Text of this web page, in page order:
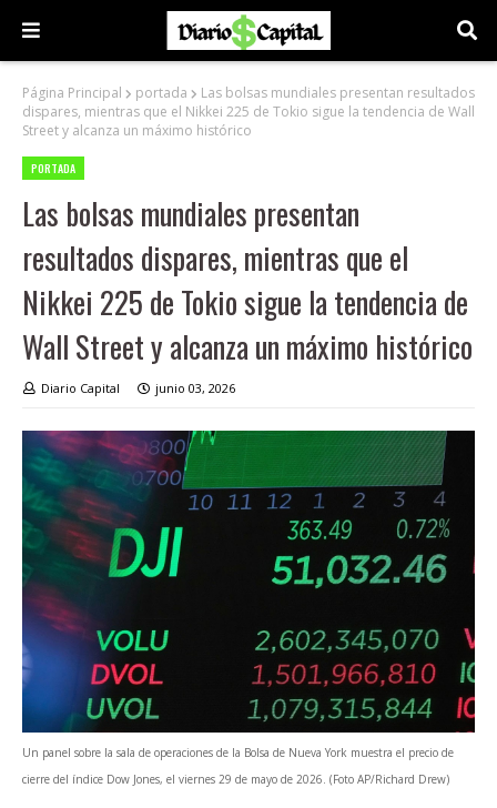
Página Principal portada
Las bolsas mundiales presentan resultados
dispares, mientras que el Nikkei 225 de Tokio sigue la tendencia de Wall
Street y alcanza un máximo histórico
PORTADA
Las bolsas mundiales presentan
resultados dispares, mientras que el
Nikkei 225 de Tokio sigue la tendencia de
Wall Street y alcanza un máximo histórico
Diario Capital junio 03, 2026
Un panel sobre la sala de operaciones de la Bolsa de Nueva York muestra el precio de
cierre del índice Dow Jones, el viernes 29 de mayo de 2026. (Foto AP/Richard Drew)